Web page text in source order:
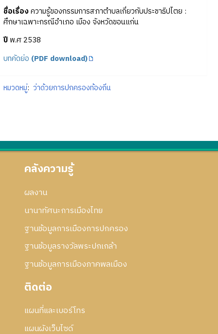
ชื่อเรื่องความรู้ของกรรมการสภาตำบลเกี่ยวกับประชาธิปไตย :
ศึกษาเฉพาะกรณีอำเภอ เมือง จังหวัดขอนแก่น
ปีพ.ศ 2538
บทคัดย่อ (PDF download)
หมวดหมู่: ว่าด้วยการปกครองท้องถิ่น
คลังความรู้
ผลงาน
นานาทัศนะการเมืองไทย
ฐานข้อมูลการเมืองการปกครอง
ฐานข้อมูลรางวัลพระปกเกล้า
ฐานข้อมูลการเมืองภาคพลเมือง
ติดต่อ
แผนที่และเบอร์โทร
แผนผังเว็บไซด์